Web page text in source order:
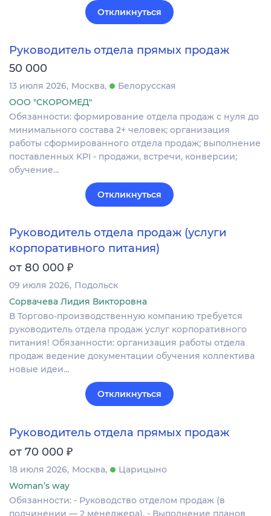
Откликнуться
Руководитель отдела прямых продаж
50 000
13 июля 2026 Москва
Белорусская
ООО "СКОРОМЕД"
Обязанности: формирование отдела продаж с нуля до
минимального состава 2+ человек; организация
работы сформированного отдела продаж; выполнение
поставленных KPI - продажи, встречи, конверсии;
обучение…
Откликнуться
Руководитель отдела продаж (услуги
корпоративного питания)
от 80 000 ₽
09 июля 2026 Подольск
Сорвачева Лидия Викторовна
В Торгово-производственную компанию требуется
руководитель отдела продаж услуг корпоративного
питания! Обязанности: организация работы отдела
продаж ведение документации обучения коллектива
новые идеи…
Откликнуться
Руководитель отдела прямых продаж
от 70 000 ₽
18 июля 2026 Москва
Царицыно
Woman’s way
Обязанности: - Руководство отделом продаж (в
подчинении — 2 менеджера). - Выполнение планов